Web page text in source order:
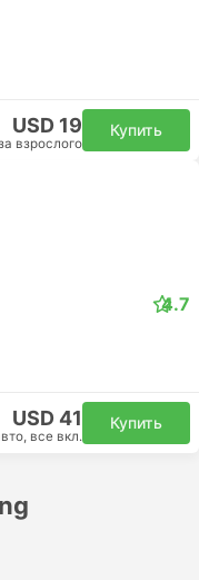
USD 19
взрослого
Купить
4.7
USD 41
все вкл.
Купить